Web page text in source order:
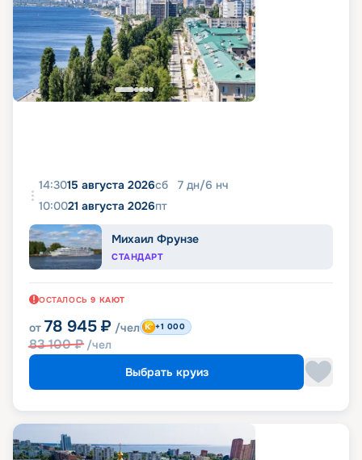
14:3015 августа 2026сб 7 дн/6 нч
10:0021 августа 2026пт
Михаил Фрунзе
СТАНДАРТ
ОСТАЛОСЬ 9 КАЮТ
от 78 945 ₽ /чел
83 100₽ /чел
+1 000
Выбрать круиз